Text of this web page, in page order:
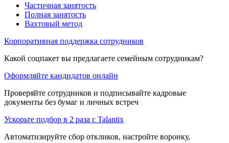
Частичная занятость
Полная занятость
Вахтовый метод
Корпоративная поддержка сотрудников
Какой соцпакет вы предлагаете семейным сотрудникам?
Оформляйте кандидатов онлайн
Проверяйте сотрудников и подписывайте кадровые
документы без бумаг и личных встреч
Ускорьте подбор в 2 раза с Talantix
Автоматизируйте сбор откликов, настройте воронку,